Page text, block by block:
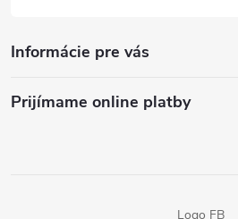
Informácie pre vás
Prijímame online platby
Logo FB